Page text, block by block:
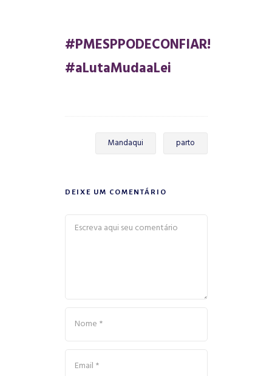
#PMESPPODECONFIAR!
#aLutaMudaaLei
Mandaqui parto
DEIXE UM COMENTÁRIO